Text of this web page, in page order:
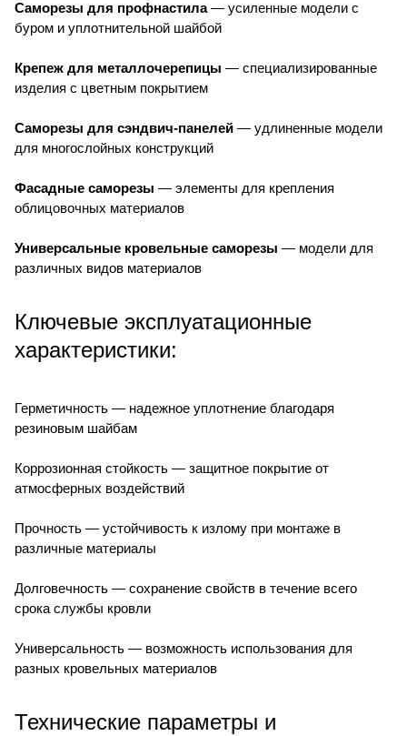
Саморезы для профнастила— усиленные модели с
буром и уплотнительной шайбой
Крепеж для металлочерепицы — специализированные
изделия с цветным покрытием
Саморезы для сэндвич-панелей — удлиненные модели
для многослойных конструкций
Фасадные саморезы — элементы для крепления
облицовочных материалов
Универсальные кровельные саморезы — модели для
различных видов материалов
Ключевые эксплуатационные
характеристики:
Герметичность — надежное уплотнение благодаря
резиновым шайбам
Коррозионная стойкость — защитное покрытие от
атмосферных воздействий
Прочность — устойчивость к излому при монтаже в
различные материалы
Долговечность — сохранение свойств в течение всего
срока службы кровли
Универсальность — возможность использования для
разных кровельных материалов
Технические параметры и